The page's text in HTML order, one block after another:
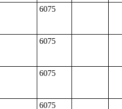
6075
6075
6075
6075